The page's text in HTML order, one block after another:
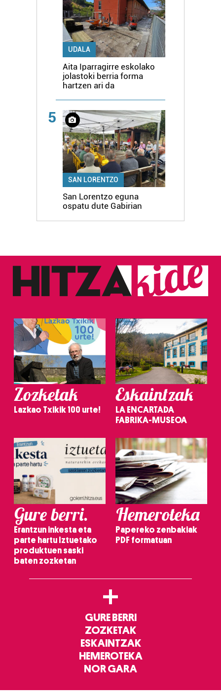
UDALA
Aita Iparragirre eskolako
jolastoki berria forma
hartzen ari da
5
SAN LORENTZO
San Lorentzo eguna
ospatu dute Gabirian
Zozketak
Lazkao Txikik 100 urte!
Eskaintzak
LA ENCARTADA
FABRIKA-MUSEOA
Gure berri.
Erantzun inkesta eta
parte hartu Iztuetako
produktuen saski
baten zozketan
Hemeroteka
Papereko zenbakiak
PDF formatuan
+
GURE BERRI
ZOZKETAK
ESKAINTZAK
HEMEROTEKA
NOR GARA